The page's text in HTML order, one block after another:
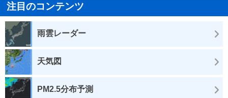
注目のコンテンツ
雨雲レーダー
天気図
PM2.5分布予測